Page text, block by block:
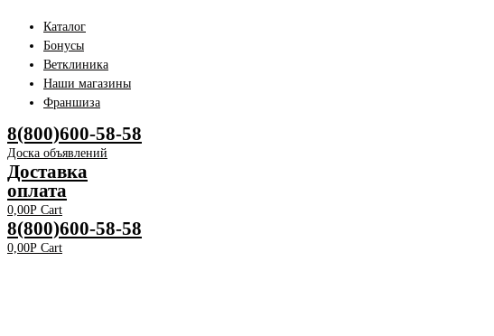
Каталог
Бонусы
Ветклиника
Наши магазины
Франшиза
8(800)600-58-58
Доска объявлений
Доставка
оплата
0,00Р Cart
8(800)600-58-58
0,00Р Cart